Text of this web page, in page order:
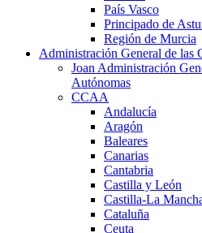
País Vasco
Principado de
Región de Murcia
Administración General de las
Joan Administración
Autónomas
CCAA
Andalucía
Aragón
Baleares
Canarias
Cantabria
Castilla y León
Castilla-La
Cataluña
Ceuta